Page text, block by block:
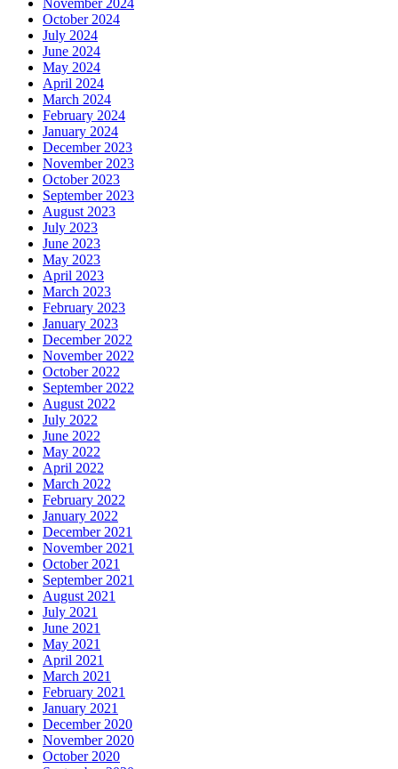
November 2024
October 2024
July 2024
June 2024
May 2024
April 2024
March 2024
February 2024
January 2024
December 2023
November 2023
October 2023
September 2023
August 2023
July 2023
June 2023
May 2023
April 2023
March 2023
February 2023
January 2023
December 2022
November 2022
October 2022
September 2022
August 2022
July 2022
June 2022
May 2022
April 2022
March 2022
February 2022
January 2022
December 2021
November 2021
October 2021
September 2021
August 2021
July 2021
June 2021
May 2021
April 2021
March 2021
February 2021
January 2021
December 2020
November 2020
October 2020